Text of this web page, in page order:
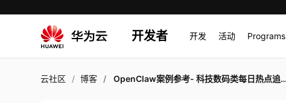
开发者 开发 活动 Programs
云社区 博客 OpenClaw案例参考- 科技数码类每日热点追踪与消息提醒